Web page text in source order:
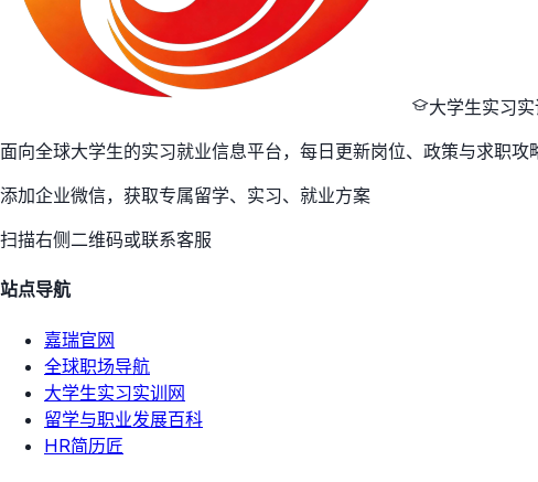
大学生实习实
面向全球大学生的实习就业信息平台，每日更新岗位、政策与求职攻
添加企业微信，获取专属留学、实习、就业方案
扫描右侧二维码或联系客服
站点导航
嘉瑞官网
全球职场导航
大学生实习实训网
留学与职业发展百科
HR简历匠